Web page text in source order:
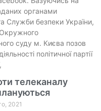
органами
Служби безпеки України,
суду м. Києва позов
політичної партії
телеканалу
2021